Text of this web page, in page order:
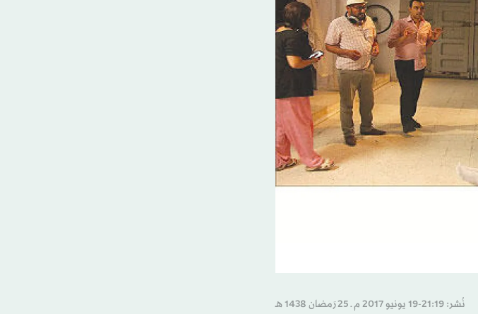
نُشر: 21:19-19 يونيو 2017 م ـ 25 رَمضان 1438 هـ